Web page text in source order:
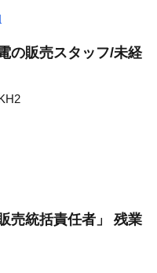
の販売スタッフ/未経
売統括責任者」 残業